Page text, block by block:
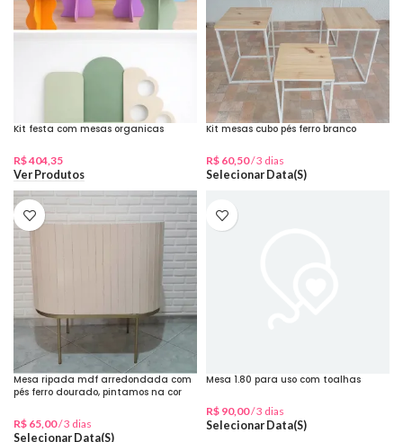
Kit festa com mesas organicas
R$404,35
Ver Produtos
Kit mesas cubo pés ferro branco
R$ 60,50/ 3 dias
Selecionar Data(s)
Mesa ripada mdf arredondada com
pés ferro dourado, pintamos na cor
R$ 65,00/ 3 dias
Selecionar Data(s)
Mesa 1.80 para uso com toalhas
R$ 90,00/ 3 dias
Selecionar Data(s)